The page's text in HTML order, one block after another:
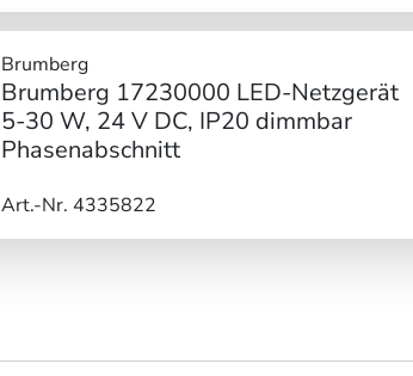
Brumberg
Brumberg 17230000 LED-Netzgerät
5-30 W, 24 V DC, IP20 dimmbar
Phasenabschnitt
Art.-Nr. 4335822